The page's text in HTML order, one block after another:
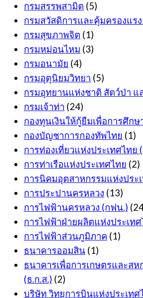
กรมสรรพสามิต (5)
กรมสวัสดิการและคุ้มครองแร
กรมสุขภาพจิต (1)
กรมหม่อนไหม (3)
กรมอนามัย (4)
กรมอุตุนิยมวิทยา (5)
กรมอุทยานแห่งชาติ สัตว์ป่า
กรมเจ้าท่า (24)
กองทุนเงินให้กู้ยืมเพื่อการศึกษ
กองบัญชาการกองทัพไทย (1)
การท่องเที่ยวแห่งประเทศไทย
การท่าเรือแห่งประเทศไทย (2)
การนิคมอุตสาหกรรมแห่งประ
การประปานครหลวง (13)
การไฟฟ้านครหลวง (กฟน.)
การไฟฟ้าฝ่ายผลิตแห่งประเท
การไฟฟ้าส่วนภูมิภาค (1)
ธนาคารออมสิน (1)
ธนาคารเพื่อการเกษตรและส
(ธ.ก.ส.) (2)
บริษัท วิทยุการบินแห่งประเทศ